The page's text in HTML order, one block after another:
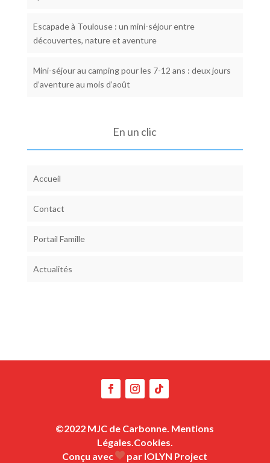
Escapade à Toulouse : un mini-séjour entre
découvertes, nature et aventure
Mini-séjour au camping pour les 7-12 ans : deux jours
d’aventure au mois d’août
En un clic
Accueil
Contact
Portail Famille
Actualités
©2022 MJC de Carbonne. Mentions
Légales.Cookies.
Conçu avec
par IOLYN Project